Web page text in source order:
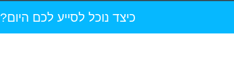
כיצד נוכל לסייע לכם היום?